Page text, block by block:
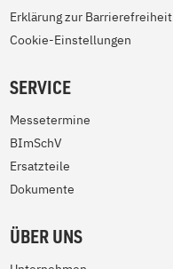
Erklärung zur Barrierefreiheit
Cookie-Einstellungen
SERVICE
Messetermine
BImSchV
Ersatzteile
Dokumente
ÜBER UNS